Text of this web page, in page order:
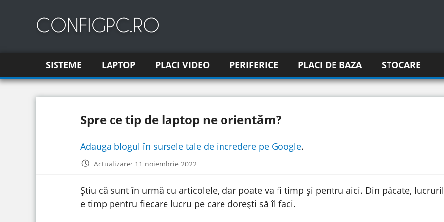
SISTEME LAPTOP PLACI VIDEO PERIFERICE PLACI DE BAZA STOCARE
Spre ce tip de laptop ne orientăm?
Adauga blogul în sursele tale de incredere pe Google.
Actualizare: 11 noiembrie 2022
Știu că sunt în urmă cu articolele, dar poate va fi timp și pentru aici. Din păcate,
e timp pentru fiecare lucru pe care dorești să îl faci.